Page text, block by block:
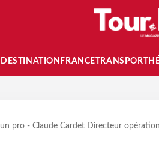
DESTINATION FRANCETRANSPORT
pro - Claude Cardet Directeur